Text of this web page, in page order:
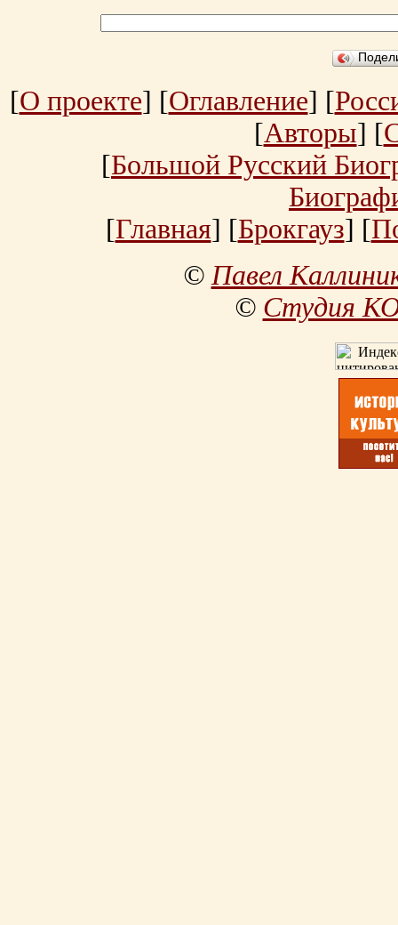
[О проекте] [Оглавление] [
[Авторы] [
[Большой Русский
[Главная] [Брокгауз] [
©Павел
© Студия